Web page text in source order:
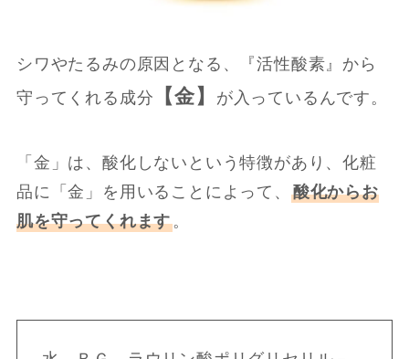
シワやたるみの原因となる、『活性酸素』から
守ってくれる成分
【金】 が入っているんです。
「金」は、酸化しないという特徴があり、化粧
品に「金」を用いることによって、 酸化からお
肌を守ってくれます。